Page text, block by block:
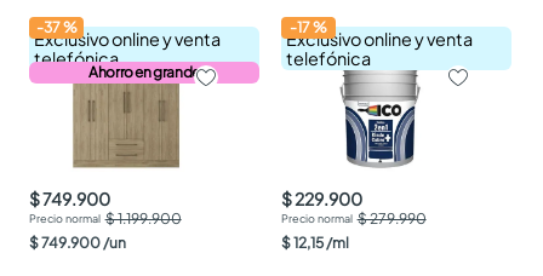
Exclusivo online y venta
telefónica
Ahorro en grande
-37%
$ 749.900
$ 1.199.900
$749.900 /un
Exclusivo online y venta
telefónica
-17%
$ 229.900
$ 279.990
$12,15 /ml